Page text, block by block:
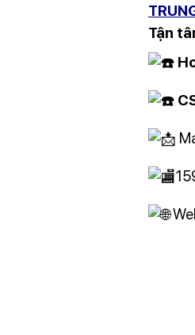
Tận